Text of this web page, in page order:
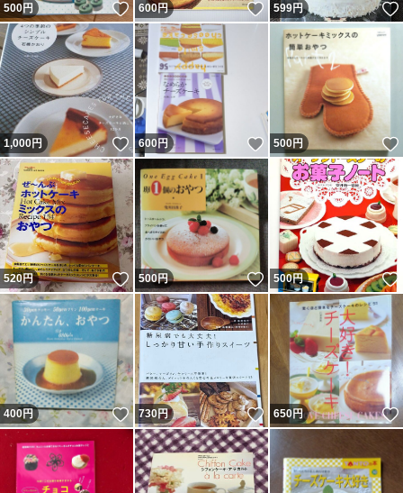
500円 いいね！
600円 いいね！
599円
1,000円 いいね！
600円 いいね！
500円
520円 いいね！
500円 いいね！
500円
400円 いいね！
730円 いいね！
650円